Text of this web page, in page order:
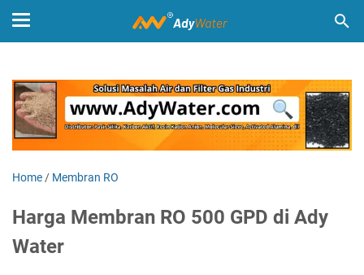
Home / Membran RO
Harga Membran RO 500 GPD di Ady
Water